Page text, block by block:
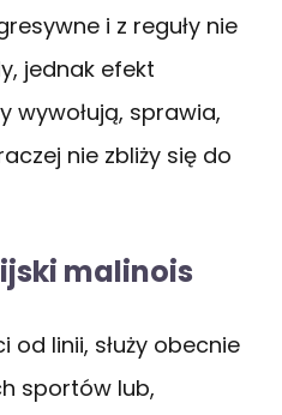
i z reguły nie
jednak efekt
wywołują, sprawia,
nie zbliży się do
malinois
od linii, służy obecnie
sportów lub,